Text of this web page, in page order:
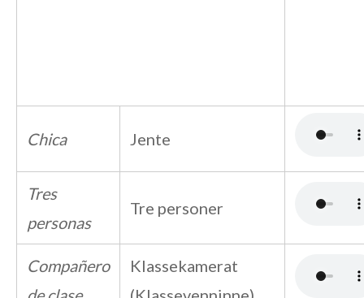
Chica Jente
Tres
personas
Tre personer
Compañero
Klassekamerat